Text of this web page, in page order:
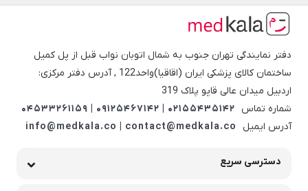
دفتر نمایندگی تهران جنوب به شمال اتوبان نواب قبل از پل کمیل
ساختمان کالای پزشکی ایران (اقاقیا)واحد122 , آدرس دفتر مرکزی:
اردبیل میدان عالی قاپو پلاک 319
شماره تماس 02155435142 | 09125467142 | 04533261159
آدرس ایمیل
info@medkala.co | contact@medkala.co
دسترسی سریع